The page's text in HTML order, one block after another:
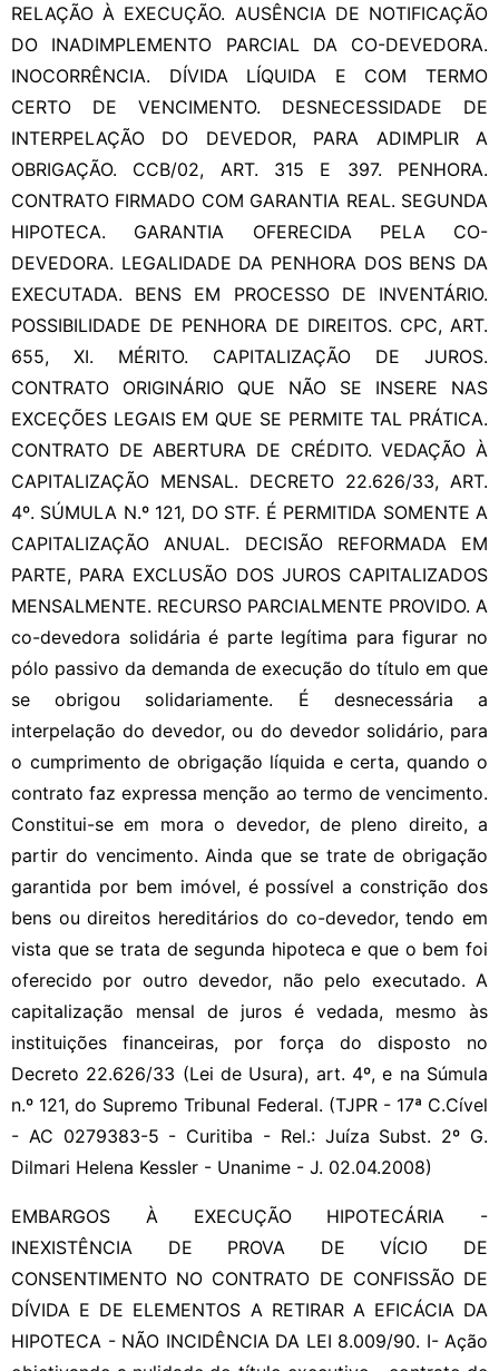
RELAÇÃO À EXECUÇÃO. AUSÊNCIA DE NOTIFICAÇÃO
DO INADIMPLEMENTO PARCIAL DA CO-DEVEDORA.
INOCORRÊNCIA. DÍVIDA LÍQUIDA E COM TERMO
CERTO DE VENCIMENTO. DESNECESSIDADE DE
INTERPELAÇÃO DO DEVEDOR, PARA ADIMPLIR A
OBRIGAÇÃO. CCB/02, ART. 315 E 397. PENHORA.
CONTRATO FIRMADO COM GARANTIA REAL. SEGUNDA
HIPOTECA. GARANTIA OFERECIDA PELA CO-
DEVEDORA. LEGALIDADE DA PENHORA DOS BENS DA
EXECUTADA. BENS EM PROCESSO DE INVENTÁRIO.
POSSIBILIDADE DE PENHORA DE DIREITOS. CPC, ART.
655, XI. MÉRITO. CAPITALIZAÇÃO DE JUROS.
CONTRATO ORIGINÁRIO QUE NÃO SE INSERE NAS
EXCEÇÕES LEGAIS EM QUE SE PERMITE TAL PRÁTICA.
CONTRATO DE ABERTURA DE CRÉDITO. VEDAÇÃO À
CAPITALIZAÇÃO MENSAL. DECRETO 22.626/33, ART.
4º. SÚMULA N.º 121, DO STF. É PERMITIDA SOMENTE A
CAPITALIZAÇÃO ANUAL. DECISÃO REFORMADA EM
PARTE, PARA EXCLUSÃO DOS JUROS CAPITALIZADOS
MENSALMENTE. RECURSO PARCIALMENTE PROVIDO. A
co-devedora solidária é parte legítima para figurar no
pólo passivo da demanda de execução do título em que
se obrigou solidariamente. É desnecessária a
interpelação do devedor, ou do devedor solidário, para
o cumprimento de obrigação líquida e certa, quando o
contrato faz expressa menção ao termo de vencimento.
Constitui-se em mora o devedor, de pleno direito, a
partir do vencimento. Ainda que se trate de obrigação
garantida por bem imóvel, é possível a constrição dos
bens ou direitos hereditários do co-devedor, tendo em
vista que se trata de segunda hipoteca e que o bem foi
oferecido por outro devedor, não pelo executado. A
capitalização mensal de juros é vedada, mesmo às
instituições financeiras, por força do disposto no
Decreto 22.626/33 (Lei de Usura), art. 4º, e na Súmula
n.º 121, do Supremo Tribunal Federal. (TJPR - 17ª C.Cível
- AC 0279383-5 - Curitiba - Rel.: Juíza Subst. 2º G.
Dilmari Helena Kessler - Unanime - J. 02.04.2008)
EMBARGOS À EXECUÇÃO HIPOTECÁRIA -
INEXISTÊNCIA DE PROVA DE VÍCIO DE
CONSENTIMENTO NO CONTRATO DE CONFISSÃO DE
DÍVIDA E DE ELEMENTOS A RETIRAR A EFICÁCIA DA
HIPOTECA - NÃO INCIDÊNCIA DA LEI 8.009/90. I- Ação